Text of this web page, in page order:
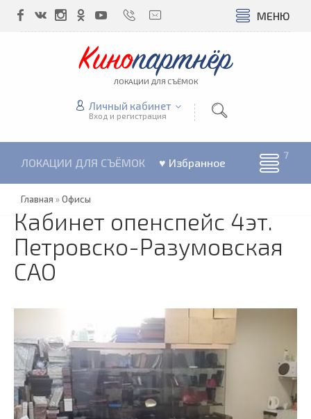
МЕНЮ
Кинопартнёр
ЛОКАЦИИ ДЛЯ СЪЁМОК
Личный кабинет
Вход и регистрация
ЛОКАЦИИ ДЛЯ СЪЁМОК ♥ Избранное
Главная »Офисы
Кабинет опенспейс 4эт.
Петровско-Разумовская
САО